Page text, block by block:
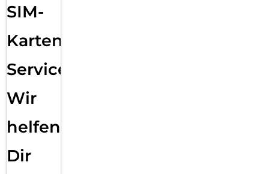
dazugehörigen Video Tutorial gestaltet sich die Montage des
kein schiefes Aufliegen des Screen Protectors auf dem
Display, keine verdeckten Öffnungen für Lautsprecher oder
Gut für die Umwelt: der Eco-Montagerahmen besteht zu
dem Einsatz bedenkenlos mit dem Altpapier recycelt
werden.
SIM-
Karten
Service:
Wir
helfen
Dir